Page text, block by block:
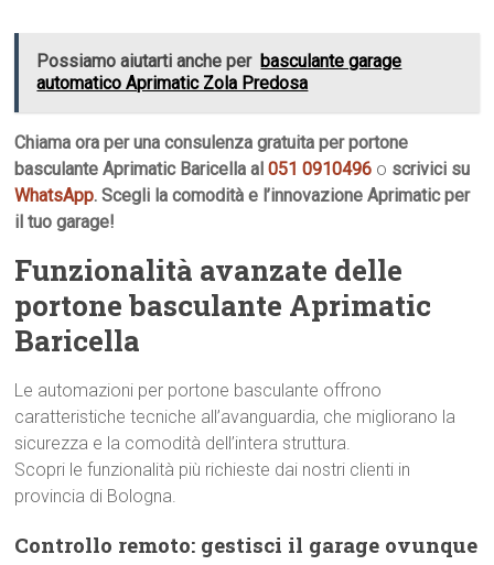
Possiamo aiutarti anche per basculante garage
automatico Aprimatic Zola Predosa
Chiama ora per una consulenza gratuita per portone
basculante Aprimatic Baricella al051 0910496 o scrivici su
WhatsApp. Scegli la comodità e l’innovazione Aprimatic per
il tuo garage!
Funzionalità avanzate delle
portone basculante Aprimatic
Baricella
Le automazioni per portone basculante offrono
caratteristiche tecniche all’avanguardia, che migliorano la
sicurezza e la comodità dell’intera struttura.
Scopri le funzionalità più richieste dai nostri clienti in
provincia di Bologna.
Controllo remoto: gestisci il garage ovunque